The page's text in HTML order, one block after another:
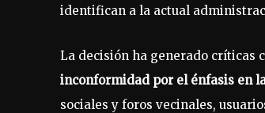
identifican a la actual
La decisión ha generado críticas
inconformidad por el énfasis en
sociales y foros vecinales,